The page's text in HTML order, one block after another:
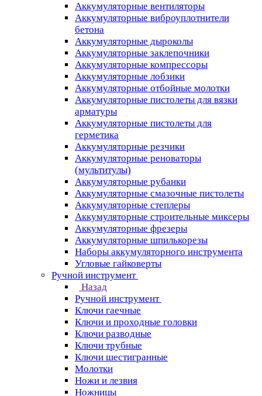
Аккумуляторные вентиляторы
Аккумуляторные виброуплотнители
бетона
Аккумуляторные дыроколы
Аккумуляторные заклепочники
Аккумуляторные компрессоры
Аккумуляторные лобзики
Аккумуляторные отбойные молотки
Аккумуляторные пистолеты для вязки
арматуры
Аккумуляторные пистолеты для
герметика
Аккумуляторные резчики
Аккумуляторные реноваторы
(мультитулы)
Аккумуляторные рубанки
Аккумуляторные смазочные пистолеты
Аккумуляторные степлеры
Аккумуляторные строительные миксеры
Аккумуляторные фрезеры
Аккумуляторные шпилькорезы
Наборы аккумуляторного инструмента
Угловые гайковерты
Ручной инструмент
Назад
Ручной инструмент
Ключи гаечные
Ключи и проходные головки
Ключи разводные
Ключи трубные
Ключи шестигранные
Молотки
Ножи и лезвия
Ножницы